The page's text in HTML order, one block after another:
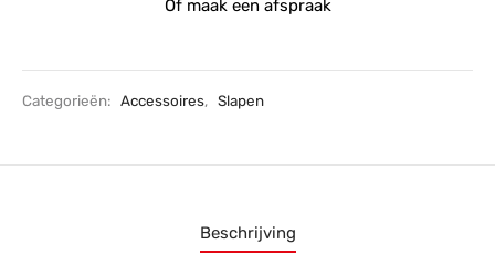
Of maak een afspraak
Categorieën: Accessoires, Slapen
Beschrijving